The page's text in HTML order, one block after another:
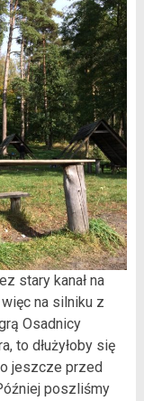
stary kanał na
więc na silniku z
Osadnicy
to dłużyłoby się
jeszcze przed
poszliśmy